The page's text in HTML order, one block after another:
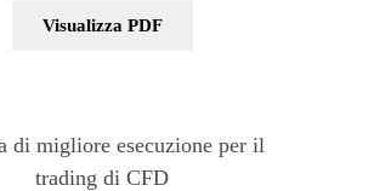
Visualizza PDF
di migliore esecuzione per il
trading di CFD